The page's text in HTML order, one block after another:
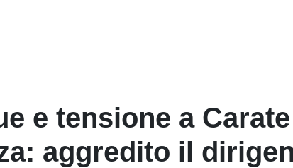
e tensione a Carate
aggredito il